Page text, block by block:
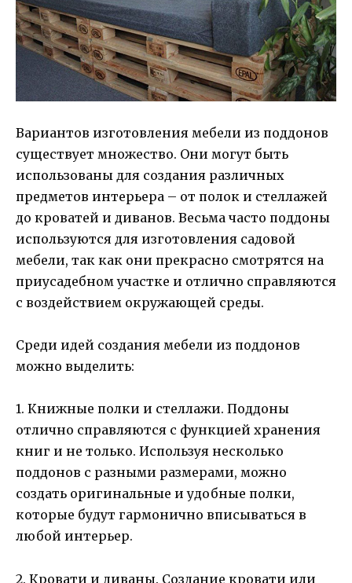
Вариантов изготовления мебели из поддонов
существует множество. Они могут быть
использованы для создания различных
предметов интерьера – от полок и стеллажей
до кроватей и диванов. Весьма часто поддоны
используются для изготовления садовой
мебели, так как они прекрасно смотрятся на
приусадебном участке и отлично справляются
с воздействием окружающей среды.
Среди идей создания мебели из поддонов
можно выделить:
1. Книжные полки и стеллажи. Поддоны
отлично справляются с функцией хранения
книг и не только. Используя несколько
поддонов с разными размерами, можно
создать оригинальные и удобные полки,
которые будут гармонично вписываться в
любой интерьер.
2. Кровати и диваны. Создание кровати или